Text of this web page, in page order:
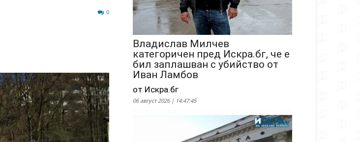
0
Владислав Милчев
категоричен пред Искра.бг, че е
бил заплашван с убийство от
Иван Ламбов
от Искра.бг
06 август 2026 | 14:47:45